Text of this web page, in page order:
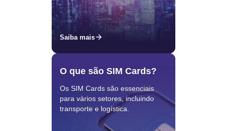
Saiba mais
O que são SIM Cards?
Os SIM Cards são essenciais
para vários setores, incluindo
transporte e logística.